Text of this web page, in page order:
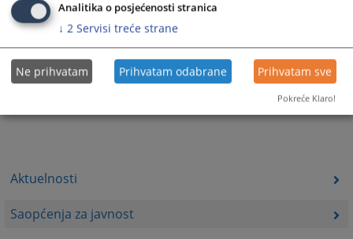
Aktuelnosti
Saopćenja za javnost
Analitika o posjećenosti stranica
↓ 2 Servisi treće strane
Ne prihvatam Prihvatam odabrane Prihvatam sve
Pokreće Klaro!